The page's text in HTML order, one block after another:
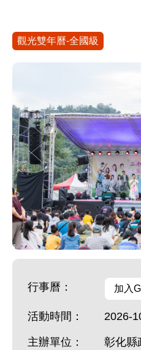
觀光雙年曆-全國級
行事曆： 加入
活動時間： 2026-
主辦單位： 彰化縣